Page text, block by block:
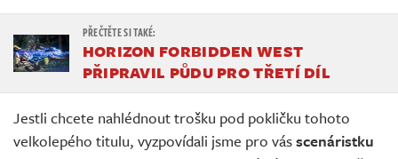
HORIZON FORBIDDEN WEST
PŘIPRAVIL PŮDU PRO TŘETÍ DÍL
Jestli chcete nahlédnout trošku pod pokličku tohoto
velkolepého titulu, vyzpovídali jsme pro vásscenáristku